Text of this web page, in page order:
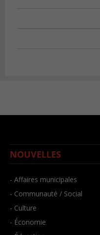
NOUVELLES
- Affaires municipales
- Communauté / Social
- Culture
- Économie